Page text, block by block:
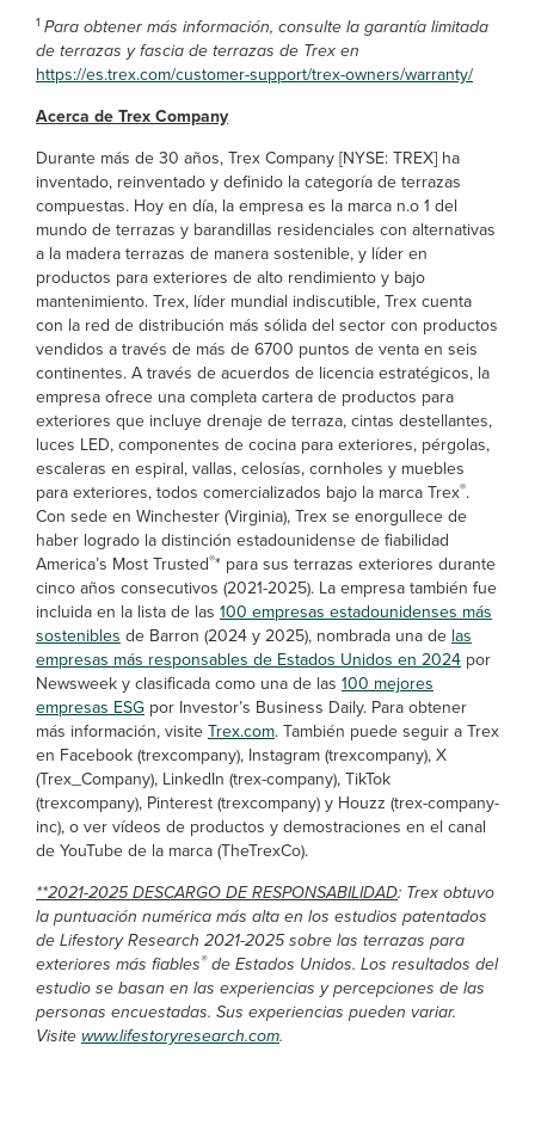
1 Para obtener más información, consulte la garantía limitada
de terrazas y fascia de terrazas de Trex en
https://es.trex.com/customer-support/trex-owners/warranty/
Acerca de Trex Company
Durante más de 30 años, Trex Company [NYSE: TREX] ha
inventado, reinventado y definido la categoría de terrazas
compuestas. Hoy en día, la empresa es la marca n.o 1 del
mundo de terrazas y barandillas residenciales con alternativas
a la madera terrazas de manera sostenible, y líder en
productos para exteriores de alto rendimiento y bajo
mantenimiento. Trex, líder mundial indiscutible, Trex cuenta
con la red de distribución más sólida del sector con productos
vendidos a través de más de 6700 puntos de venta en seis
continentes. A través de acuerdos de licencia estratégicos, la
empresa ofrece una completa cartera de productos para
exteriores que incluye drenaje de terraza, cintas destellantes,
luces LED, componentes de cocina para exteriores, pérgolas,
escaleras en espiral, vallas, celosías, cornholes y muebles
para exteriores, todos comercializados bajo la marca Trex®.
Con sede en Winchester (Virginia), Trex se enorgullece de
haber logrado la distinción estadounidense de fiabilidad
America’s Most Trusted®* para sus terrazas exteriores durante
cinco años consecutivos (2021-2025). La empresa también fue
incluida en la lista de las 100 empresas estadounidenses más
sosteniblesde Barron (2024 y 2025), nombrada una delas
empresas más responsables de Estados Unidos en 2024 por
Newsweek y clasificada como una de las 100 mejores
empresas ESG por Investor’s Business Daily. Para obtener
más información, visiteTrex.com. También puede seguir a Trex
en Facebook (trexcompany), Instagram (trexcompany), X
(Trex_Company), LinkedIn (trex-company), TikTok
(trexcompany), Pinterest (trexcompany) y Houzz (trex-company-
inc), o ver vídeos de productos y demostraciones en el canal
de YouTube de la marca (TheTrexCo).
**2021-2025 DESCARGO DE RESPONSABILIDAD: Trex obtuvo
la puntuación numérica más alta en los estudios patentados
de Lifestory Research 2021-2025 sobre las terrazas para
exteriores más fiables®de Estados Unidos. Los resultados del
estudio se basan en las experiencias y percepciones de las
personas encuestadas. Sus experiencias pueden variar.
Visitewww.lifestoryresearch.com.